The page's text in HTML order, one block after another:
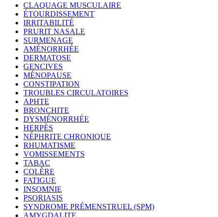
CLAQUAGE MUSCULAIRE
ÉTOURDISSEMENT
IRRITABILITÉ
PRURIT NASALE
SURMENAGE
AMÉNORRHÉE
DERMATOSE
GENCIVES
MÉNOPAUSE
CONSTIPATION
TROUBLES CIRCULATOIRES
APHTE
BRONCHITE
DYSMÉNORRHÉE
HERPÈS
NÉPHRITE CHRONIQUE
RHUMATISME
VOMISSEMENTS
TABAC
COLÈRE
FATIGUE
INSOMNIE
PSORIASIS
SYNDROME PRÉMENSTRUEL (SPM)
AMYGDALITE